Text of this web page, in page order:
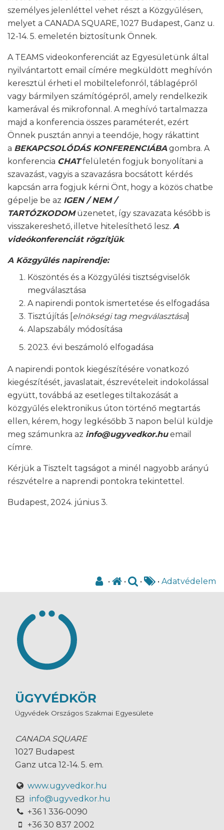
személyes jelenléttel vehet részt a Közgyűlésen,
melyet a CANADA SQUARE, 1027 Budapest, Ganz u.
12-14. 5. emeletén biztosítunk Önnek.
A TEAMS videokonferenciát az Egyesületünk által
nyilvántartott email címére megküldött meghívón
keresztül érheti el mobiltelefonról, táblagépről
vagy bármilyen számítógépről, amely rendelkezik
kamerával és mikrofonnal. A meghívó tartalmazza
majd a konferencia összes paraméterét, ezért
Önnek pusztán annyi a teendője, hogy rákattint
a BEKAPCSOLÓDÁS KONFERENCIÁBA gombra. A
konferencia CHATfelületén fogjuk bonyolítani a
szavazást, vagyis a szavazásra bocsátott kérdés
kapcsán arra fogjuk kérni Önt, hogy a közös chatbe
gépelje be az IGEN / NEM /
TARTÓZKODOMüzenetet, így szavazata később is
visszakereshető, illetve hitelesíthető lesz. A
videókonferenciát rögzítjük.
A Közgyűlés napirendje:
Köszöntés és a Közgyűlési tisztségviselők
megválasztása
A napirendi pontok ismertetése és elfogadása
Tisztújítás [elnökségi tag megválasztása]
Alapszabály módosítása
2023. évi beszámoló elfogadása
A napirendi pontok kiegészítésére vonatkozó
kiegészítését, javaslatait, észrevételeit indokolással
együtt, továbbá az esetleges tiltakozását a
közgyűlés elektronikus úton történő megtartás
ellen, kérem, hogy legkésőbb 3 napon belül küldje
meg számunkra az info@ugyvedkor.huemail
címre.
Kérjük a Tisztelt tagságot a minél nagyobb arányú
részvételre a naprendi pontokra tekintettel.
Budapest, 2024. június 3.
• • • • Adatvédelem
ÜGYVÉDKÖR
Ügyvédek Országos Szakmai Egyesülete
CANADA SQUARE
1027 Budapest
Ganz utca 12-14. 5. em.
www.ugyvedkor.hu
info@ugyvedkor.hu
+36 1 336-0090
+36 30 837 2002